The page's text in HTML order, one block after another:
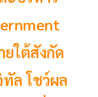
ใต้สังกัด
ล โชว์ผล